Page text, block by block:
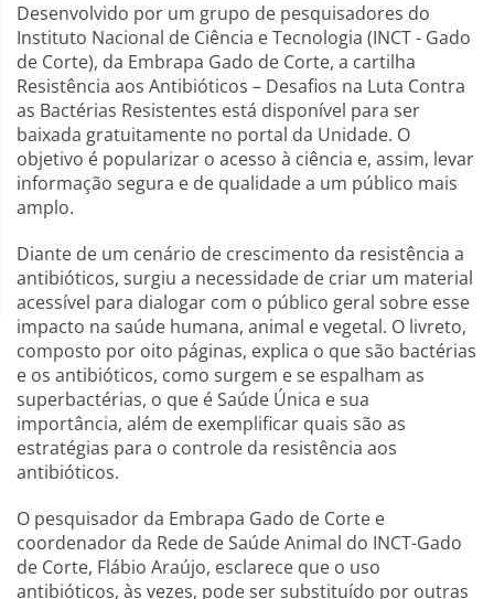
Desenvolvido por um grupo de pesquisadores do
Instituto Nacional de Ciência e Tecnologia (INCT - Gado
de Corte), da Embrapa Gado de Corte, a cartilha
Resistência aos Antibióticos – Desafios na Luta Contra
as Bactérias Resistentes está disponível para ser
baixada gratuitamente no portal da Unidade. O
objetivo é popularizar o acesso à ciência e, assim, levar
informação segura e de qualidade a um público mais
amplo.
Diante de um cenário de crescimento da resistência a
antibióticos, surgiu a necessidade de criar um material
acessível para dialogar com o público geral sobre esse
impacto na saúde humana, animal e vegetal. O livreto,
composto por oito páginas, explica o que são bactérias
e os antibióticos, como surgem e se espalham as
superbactérias, o que é Saúde Única e sua
importância, além de exemplificar quais são as
estratégias para o controle da resistência aos
antibióticos.
O pesquisador da Embrapa Gado de Corte e
coordenador da Rede de Saúde Animal do INCT-Gado
de Corte, Flábio Araújo, esclarece que o uso
antibióticos, às vezes, pode ser substituído por outras